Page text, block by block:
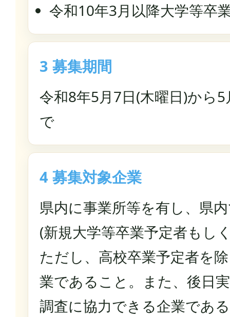
令和10年3月以降大学等卒
3 募集期間
令和8年5月7日(木曜日)から
で
4 募集対象企業
県内に事業所等を有し、県
(新規大学等卒業予定者もし
ただし、高校卒業予定者を
業であること。また、後日
調査に協力できる企業であ